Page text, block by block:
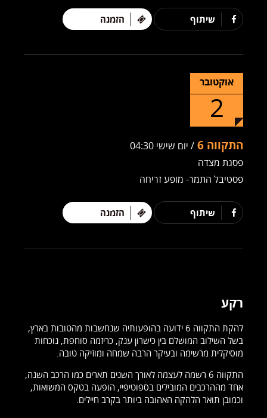
שיתוף הזמנה
אוקטובר
2
התקווה 6
/ יום שישי 04:30
פסגת מצדה
פסטיבל התמר- מופע זריחה
שיתוף הזמנה
רקע
להקת התקווה 6 ידועה בהופעותיה שנחשבות מהטובות בארץ,
בשל השילוב המושלם בין כישרון ענק, כריזמה סוחפת, נוכחות
מוסיקלית מרשימה ובעיקר הרבה שמחה ומוזיקה טובה.
התקווה 6 רשמה לעצמה לאורך השנים תארים כמו הרכב השנה,
אחד מההרכבים המובילים בספוטיפיי, הופעה בטקס המשואות,
וכמובן תואר הלהקה האהובה ביותר בקרב חיילים.